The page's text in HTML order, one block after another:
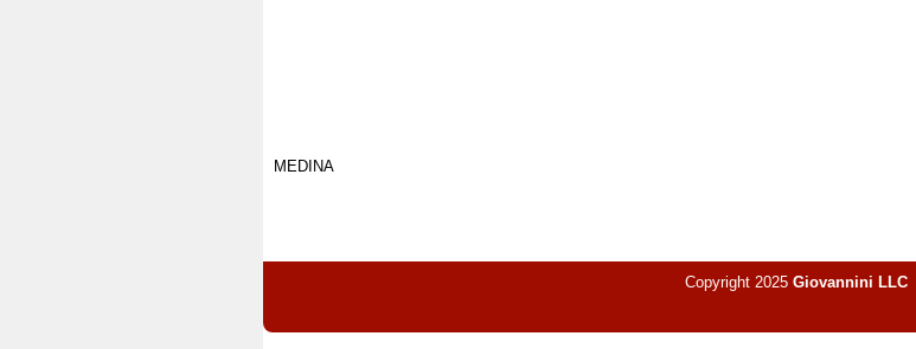
MEDINA
Copyright 2025 Giovannini LLC